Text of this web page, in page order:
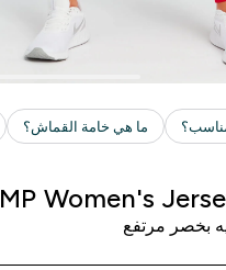
MP Women's
بخصر مرتفع